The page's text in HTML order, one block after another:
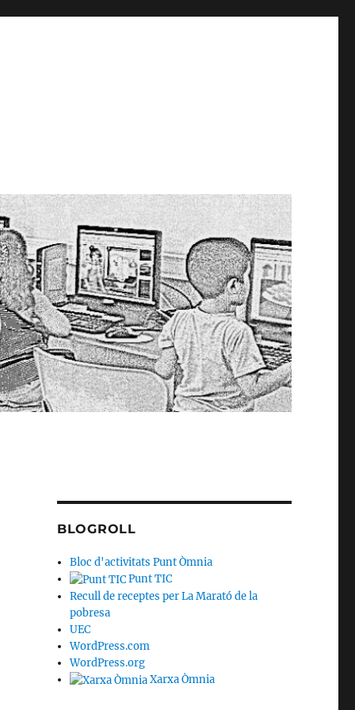
BLOGROLL
Bloc d'activitats Punt Òmnia
Punt TIC
Recull de receptes per La Marató de la
pobresa
UEC
WordPress.com
WordPress.org
Xarxa Òmnia